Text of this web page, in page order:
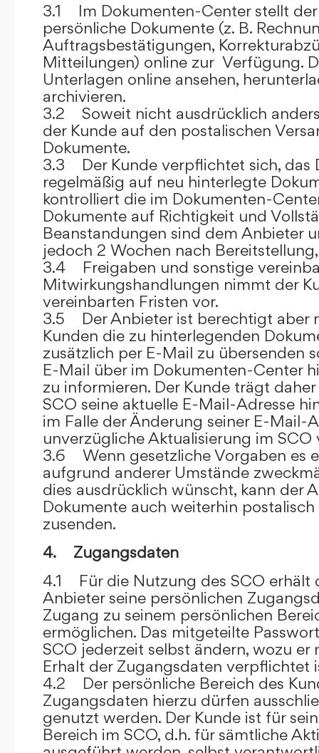
3.1 Im Dokumenten-Center stellt
persönliche Dokumente (z. B.
Auftragsbestätigungen,
Mitteilungen) online zur Verfügung.
Unterlagen online ansehen,
archivieren.
3.2 Soweit nicht ausdrücklich
der Kunde auf den postalischen
Dokumente.
3.3 Der Kunde verpflichtet sich, das
regelmäßig auf neu hinterlegte
kontrolliert die im Dokumenten-
Dokumente auf Richtigkeit und
Beanstandungen sind dem Anbieter
jedoch 2 Wochen nach
3.4 Freigaben und sonstige
Mitwirkungshandlungen nimmt der
vereinbarten Fristen vor.
3.5 Der Anbieter ist berechtigt aber
Kunden die zu hinterlegenden
zusätzlich per E-Mail zu übersenden
E-Mail über im Dokumenten-Center
zu informieren. Der Kunde trägt
SCO seine aktuelle E-Mail-Adresse
im Falle der Änderung seiner E-Mail-
unverzügliche Aktualisierung im SCO
3.6 Wenn gesetzliche Vorgaben es
aufgrund anderer Umstände
dies ausdrücklich wünscht, kann der
Dokumente auch weiterhin
zusenden.
4. Zugangsdaten
4.1 Für die Nutzung des SCO erhält
Anbieter seine persönlichen
Zugang zu seinem persönlichen
ermöglichen. Das mitgeteilte
SCO jederzeit selbst ändern, wozu er
Erhalt der Zugangsdaten verpflichtet
4.2 Der persönliche Bereich des
Zugangsdaten hierzu dürfen
genutzt werden. Der Kunde ist für
Bereich im SCO, d.h. für sämtliche